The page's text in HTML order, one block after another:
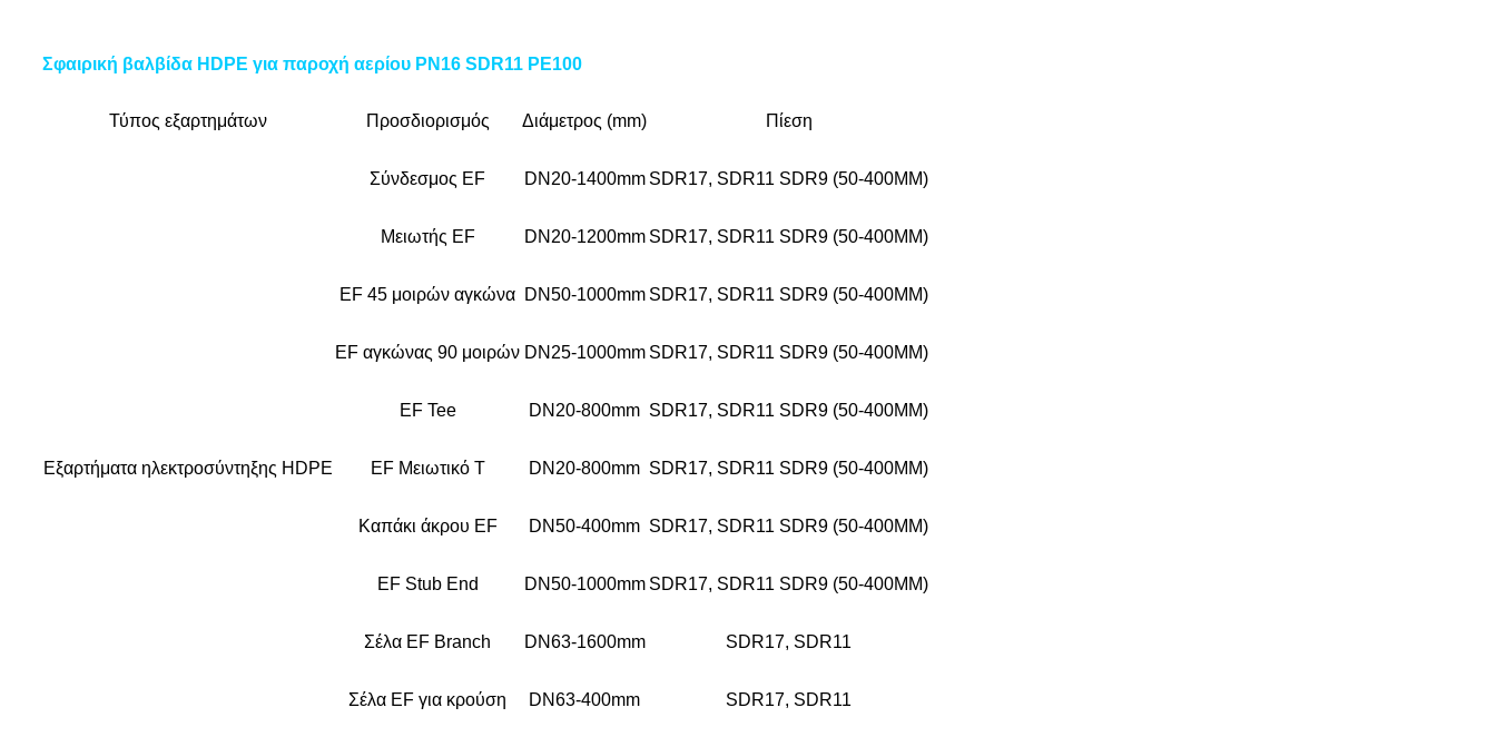
Σφαιρική βαλβίδα HDPE για παροχή αερίου PN16 SDR11 PE100
Τύπος εξαρτημάτων Προσδιορισμός Διάμετρος (mm) Πίεση
Εξαρτήματα ηλεκτροσύντηξης HDPE
Σύνδεσμος EF DN20-1400mm SDR17, SDR11 SDR9 (50-400MM)
Μειωτής EF DN20-1200mm SDR17, SDR11 SDR9 (50-400MM)
EF 45 μοιρών αγκώνα DN50-1000mm SDR17, SDR11 SDR9 (50-400MM)
EF αγκώνας 90 μοιρών DN25-1000mm SDR17, SDR11 SDR9 (50-400MM)
EF Tee DN20-800mm SDR17, SDR11 SDR9 (50-400MM)
EF Μειωτικό Τ DN20-800mm SDR17, SDR11 SDR9 (50-400MM)
Καπάκι άκρου EF DN50-400mm SDR17, SDR11 SDR9 (50-400MM)
EF Stub End DN50-1000mm SDR17, SDR11 SDR9 (50-400MM)
Σέλα EF Branch DN63-1600mm SDR17, SDR11
Σέλα EF για κρούση DN63-400mm SDR17, SDR11